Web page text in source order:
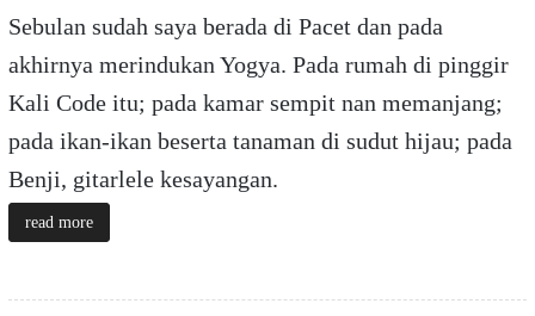
Sebulan sudah saya berada di Pacet dan pada
akhirnya merindukan Yogya. Pada rumah di pinggir
Kali Code itu; pada kamar sempit nan memanjang;
pada ikan-ikan beserta tanaman di sudut hijau; pada
Benji, gitarlele kesayangan.
read more